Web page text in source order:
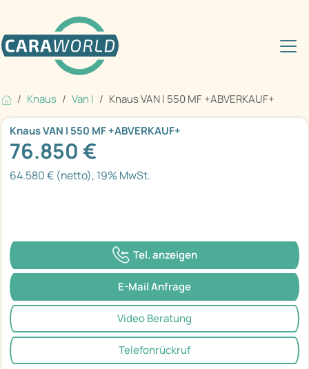
Knaus Van I Knaus VAN I 550 MF +ABVERKAUF+
Knaus VAN I 550 MF +ABVERKAUF+
76.850 €
64.580 € (netto), 19% MwSt.
Tel. anzeigen
E-Mail Anfrage
Video Beratung
Telefonrückruf